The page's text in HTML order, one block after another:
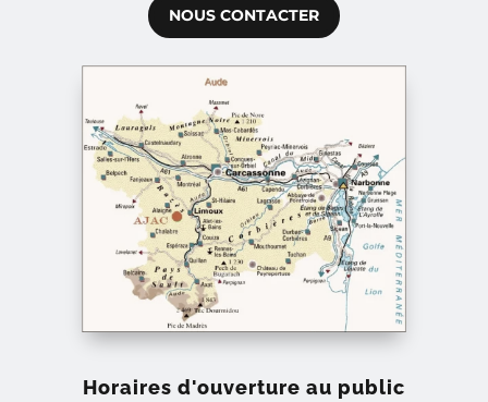
NOUS CONTACTER
Horaires d'ouverture au public